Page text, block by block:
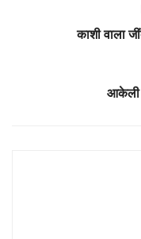
काशी वाला
आकेली